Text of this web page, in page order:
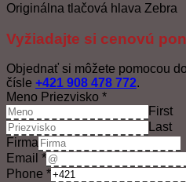
Originálna tlačová hlava Zebra
Vyžiadajte si cenovú
Objednať si môžete pomocou
čísle +421 908 478 772.
Meno Priezvisko *
First
Last
Firma
Email *
Phone *